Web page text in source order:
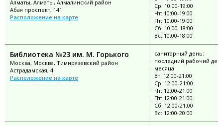
Алматы, Алматы, Алмалинский район
Абая проспект, 141
Расположение на карте
Ср: 10:00-19:00
Чт: 10:00-19:00
Пт: 10:00-19:00
Сб: 10:00-18:00
Вс: 10:00-18:00
Библиотека №23 им. М. Горького
Москва, Москва, Тимирязевский район
Астрадамская, 4
Расположение на карте
санитарный день:
последний рабочий
месяца
Вт: 12:00-21:00
Ср: 12:00-21:00
Чт: 12:00-21:00
Пт: 12:00-21:00
Сб: 12:00-21:00
Вс: 12:00-20:00